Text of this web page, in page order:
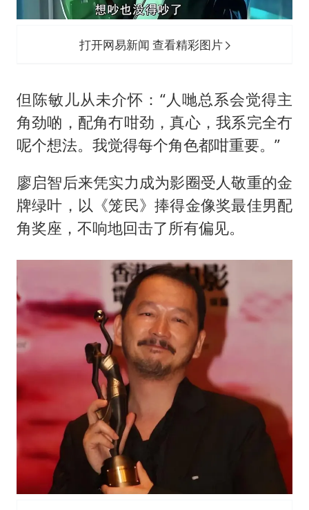
打开网易新闻 查看精彩图片
但陈敏儿从未介怀：“人哋总系会觉得主
角劲啲，配角冇咁劲，真心，我系完全冇
呢个想法。我觉得每个角色都咁重要。”
廖启智后来凭实力成为影圈受人敬重的金
牌绿叶，以《笼民》捧得金像奖最佳男配
角奖座，不响地回击了所有偏见。